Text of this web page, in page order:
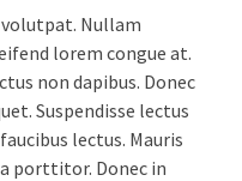
Nullam
lorem congue at.
non dapibus. Donec
Suspendisse lectus
lectus. Mauris
porttitor. Donec in